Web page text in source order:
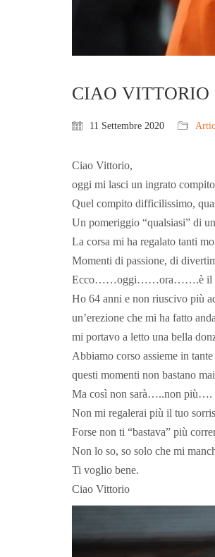
CIAO VITTORIO
11 Settembre 2020
Ciao Vittorio,
oggi mi lasci un ingrato
Quel compito difficilissimo,
Un pomeriggio “qualsiasi” di
La corsa mi ha regalato tanti
Momenti di passione, di
Ecco……oggi……ora…….è il
Ho 64 anni e non riuscivo più
un’erezione che mi ha fatto
mi portavo a letto una bella
Abbiamo corso assieme in
questi momenti non bastano
Ma così non sarà…..non più….
Non mi regalerai più il tuo
Forse non ti “bastava” più
Non lo so, so solo che mi
Ti voglio bene.
Ciao Vittorio